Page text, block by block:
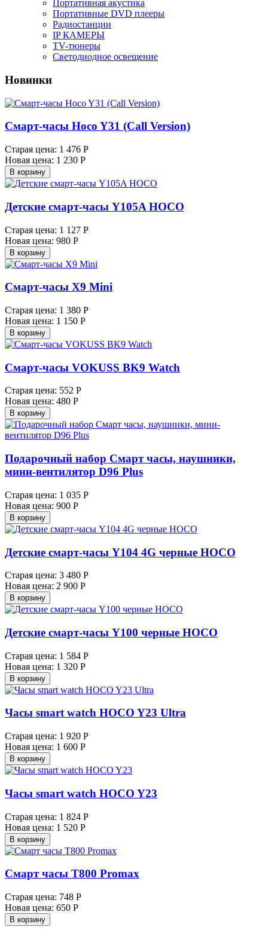
Портативная акустика
Портативные DVD плееры
Радиостанции
IP КАМЕРЫ
TV-тюнеры
Светодиодное освещение
Новинки
Смарт-часы Hoco Y31 (Call Version)
Старая цена: 1 476 Р
Новая цена: 1 230 Р
В корзину
Детские смарт-часы Y105A HOCO
Старая цена: 1 127 Р
Новая цена: 980 Р
В корзину
Смарт-часы X9 Mini
Старая цена: 1 380 Р
Новая цена: 1 150 Р
В корзину
Смарт-часы VOKUSS BK9 Watch
Старая цена: 552 Р
Новая цена: 480 Р
В корзину
Подарочный набор Смарт часы, наушники,
мини-вентилятор D96 Plus
Старая цена: 1 035 Р
Новая цена: 900 Р
В корзину
Детские смарт-часы Y104 4G черные HOCO
Старая цена: 3 480 Р
Новая цена: 2 900 Р
В корзину
Детские смарт-часы Y100 черные HOCO
Старая цена: 1 584 Р
Новая цена: 1 320 Р
В корзину
Часы smart watch HOCO Y23 Ultra
Старая цена: 1 920 Р
Новая цена: 1 600 Р
В корзину
Часы smart watch HOCO Y23
Старая цена: 1 824 Р
Новая цена: 1 520 Р
В корзину
Смарт часы Т800 Promax
Старая цена: 748 Р
Новая цена: 650 Р
В корзину